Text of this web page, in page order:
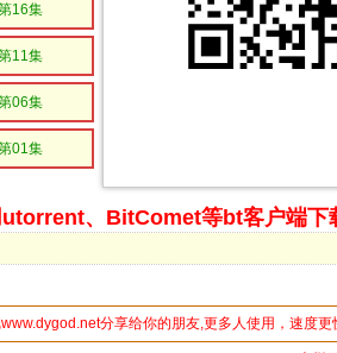
16集 第15集
11集 第10集
06集
01集
utorrent、BitComet等bt客户端下
分享给你的朋友,更多人使用，速度